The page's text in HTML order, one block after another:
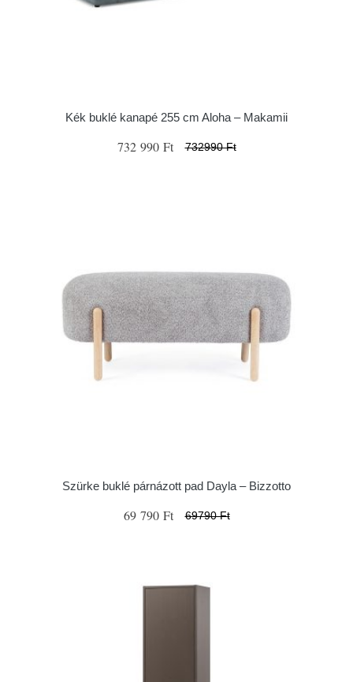
Kék buklé kanapé 255 cm Aloha – Makamii
732 990 Ft 732990 Ft
Szürke buklé párnázott pad Dayla – Bizzotto
69 790 Ft 69790 Ft